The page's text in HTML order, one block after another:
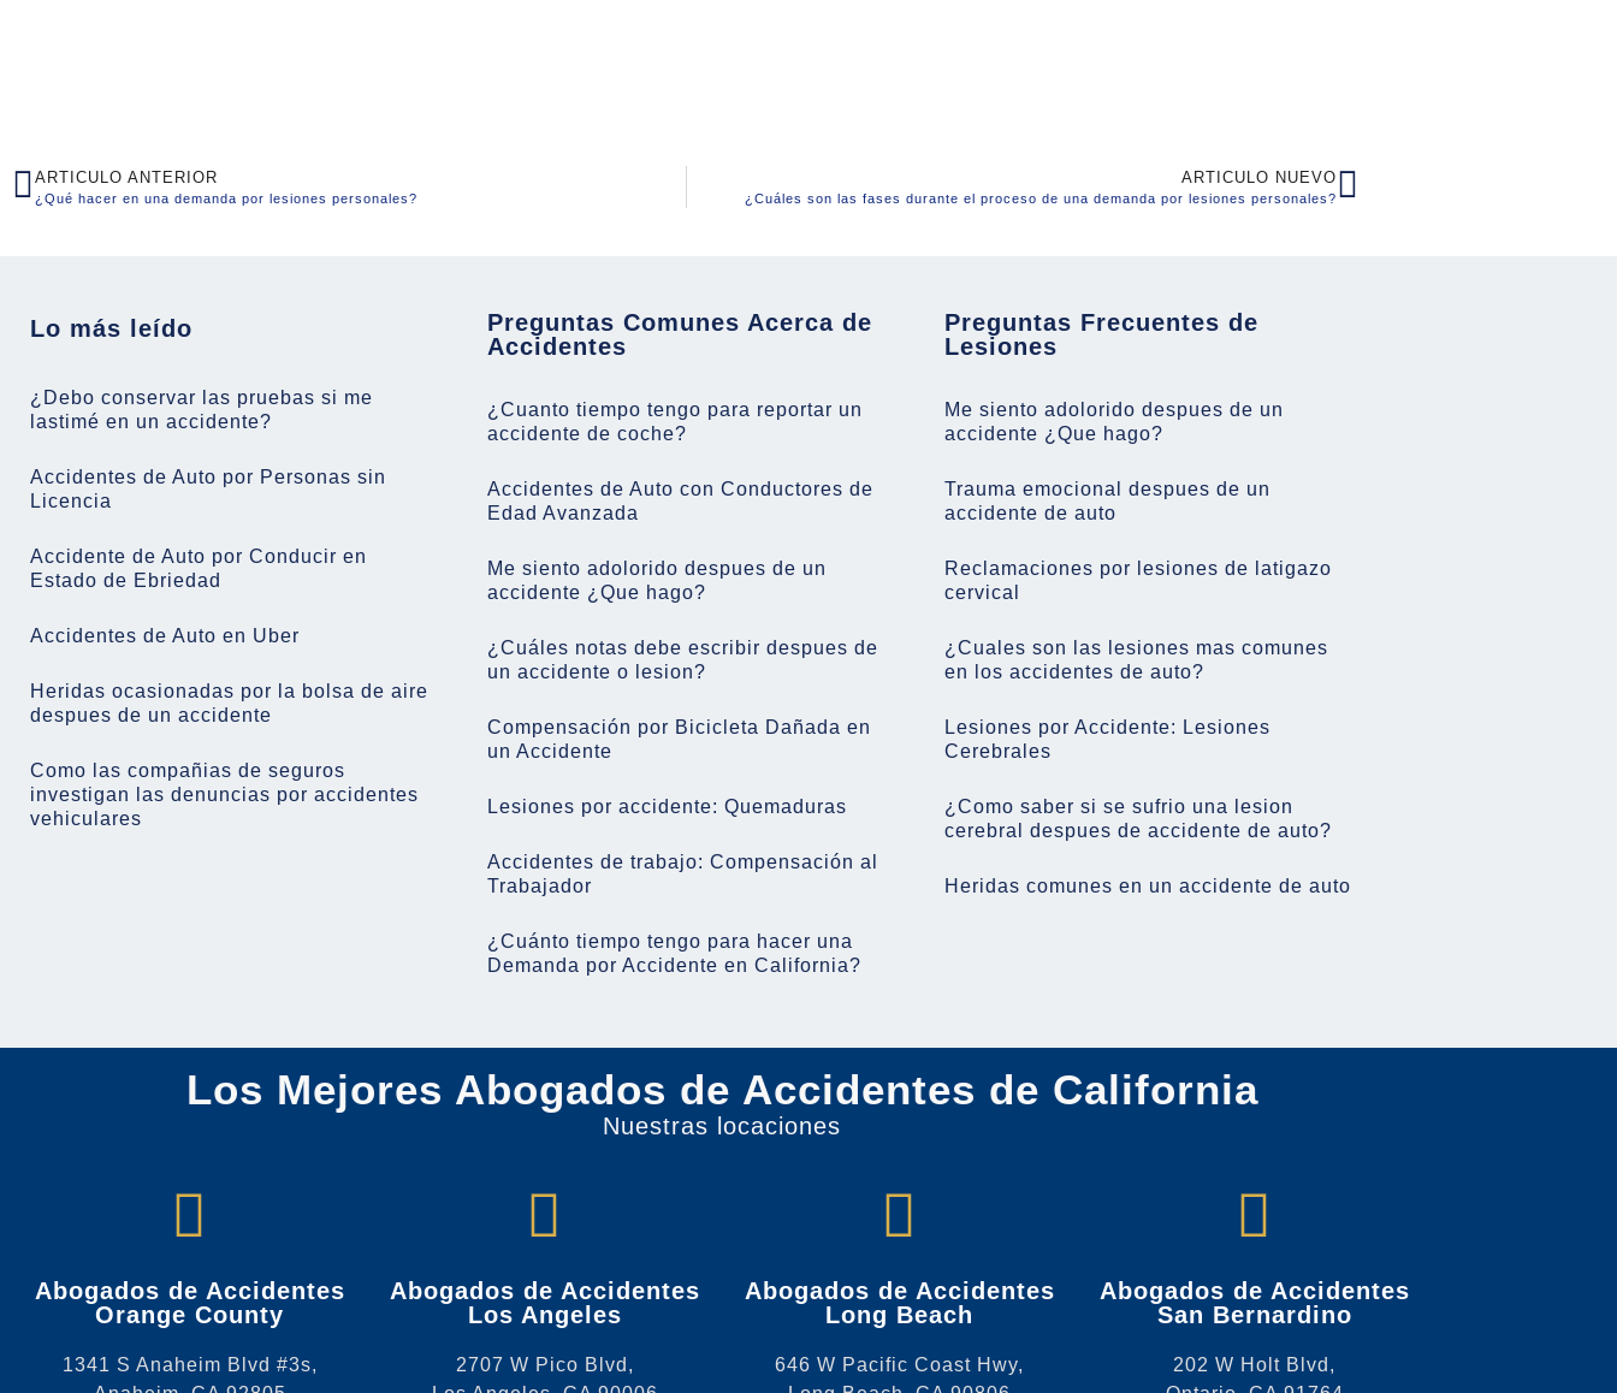
ARTICULO ANTERIOR
¿Qué hacer en una demanda por lesiones personales?
ARTICULO NUEVO
¿Cuáles son las fases durante el proceso de una demanda por lesiones personales?
Lo más leído
¿Debo conservar las pruebas si me
lastimé en un accidente?
Accidentes de Auto por Personas sin
Licencia
Accidente de Auto por Conducir en
Estado de Ebriedad
Accidentes de Auto en Uber
Heridas ocasionadas por la bolsa de aire
despues de un accidente
Como las compañias de seguros
investigan las denuncias por accidentes
vehiculares
Preguntas Comunes Acerca de
Accidentes
¿Cuanto tiempo tengo para reportar un
accidente de coche?
Accidentes de Auto con Conductores de
Edad Avanzada
Me siento adolorido despues de un
accidente ¿Que hago?
¿Cuáles notas debe escribir despues de
un accidente o lesion?
Compensación por Bicicleta Dañada en
un Accidente
Lesiones por accidente: Quemaduras
Accidentes de trabajo: Compensación al
Trabajador
¿Cuánto tiempo tengo para hacer una
Demanda por Accidente en California?
Preguntas Frecuentes de
Lesiones
Me siento adolorido despues de un
accidente ¿Que hago?
Trauma emocional despues de un
accidente de auto
Reclamaciones por lesiones de latigazo
cervical
¿Cuales son las lesiones mas comunes
en los accidentes de auto?
Lesiones por Accidente: Lesiones
Cerebrales
¿Como saber si se sufrio una lesion
cerebral despues de accidente de auto?
Heridas comunes en un accidente de auto
Los Mejores Abogados de Accidentes de California
Nuestras locaciones
Abogados de Accidentes
Orange County
1341 S Anaheim Blvd #3s,
Abogados de Accidentes
Los Angeles
2707 W Pico Blvd,
Abogados de Accidentes
Long Beach
646 W Pacific Coast Hwy,
Abogados de Accidentes
San Bernardino
202 W Holt Blvd,